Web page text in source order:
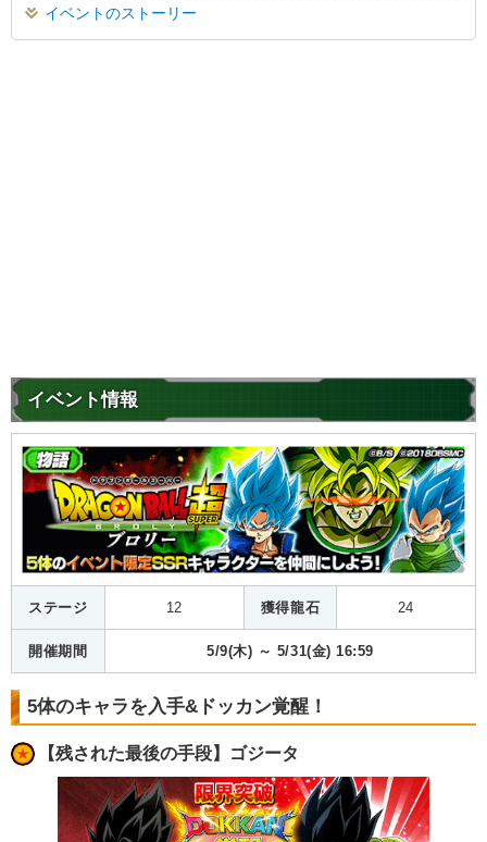
イベントのストーリー
イベント情報
ステージ 12 獲得龍石 24
開催期間 5/9(木) ～ 5/31(金) 16:59
5体のキャラを入手&ドッカン覚醒！
【残された最後の手段】ゴジータ